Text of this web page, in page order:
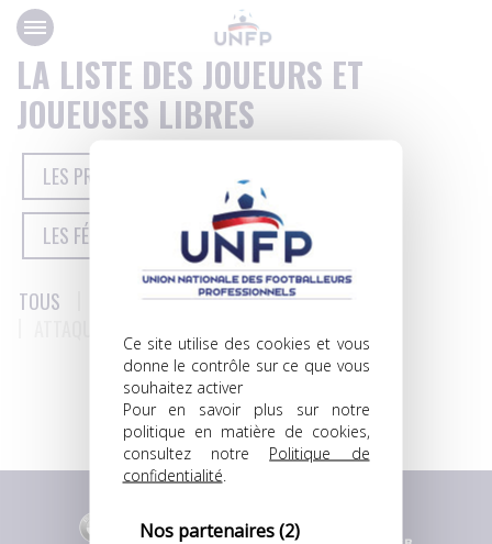
Panneau de gestion des cookies
Ce site utilise des cookies et vous
donne le contrôle sur ce que vous
souhaitez activer
Pour en savoir plus sur notre
politique en matière de cookies,
consultez notre Politique de
confidentialité
Nos partenaires(2)
LA LISTE DES JOUEURS ET
JOUEUSES LIBRES
LES PROFESSIONNELS
LES FÉMININES
TOUS GARDIENS DÉFENSEURS
MILIEUX
1 … 4